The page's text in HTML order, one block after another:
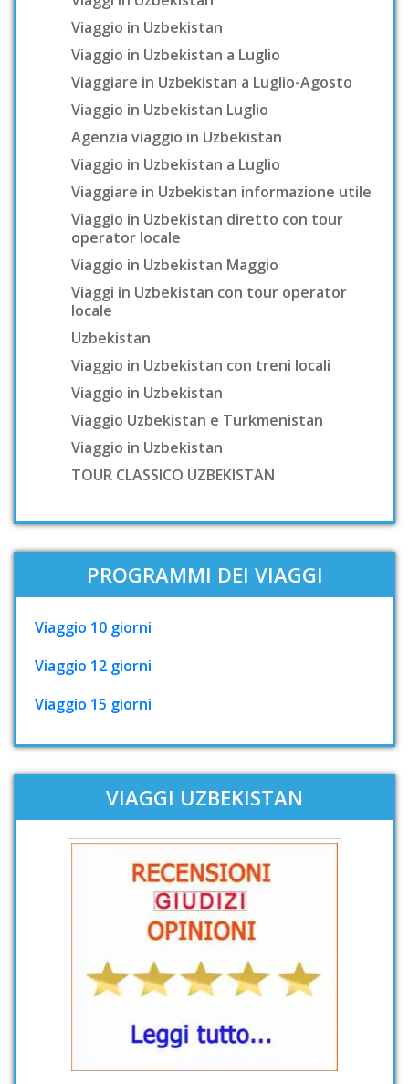
Viaggio in Uzbekistan
Viaggio in Uzbekistan a Luglio
Viaggiare in Uzbekistan a Luglio-Agosto
Viaggio in Uzbekistan Luglio
Agenzia viaggio in Uzbekistan
Viaggio in Uzbekistan a Luglio
Viaggiare in Uzbekistan informazione utile
Viaggio in Uzbekistan diretto con tour
operator locale
Viaggio in Uzbekistan Maggio
Viaggi in Uzbekistan con tour operator
locale
Uzbekistan
Viaggio in Uzbekistan con treni locali
Viaggio in Uzbekistan
Viaggio Uzbekistan e Turkmenistan
Viaggio in Uzbekistan
TOUR CLASSICO UZBEKISTAN
PROGRAMMI DEI VIAGGI
Viaggio 10 giorni
Viaggio 12 giorni
Viaggio 15 giorni
VIAGGI UZBEKISTAN